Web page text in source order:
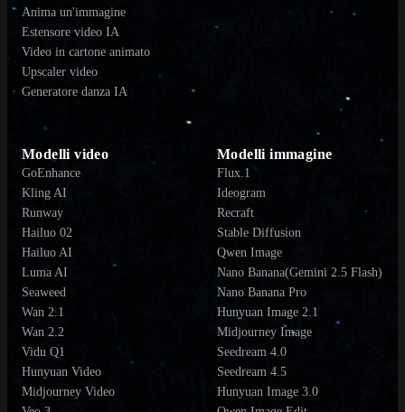
Anima un'immagine
Estensore video IA
Video in cartone animato
Upscaler video
Generatore danza IA
Modelli video
GoEnhance
Kling AI
Runway
Hailuo 02
Hailuo AI
Luma AI
Seaweed
Wan 2.1
Wan 2.2
Vidu Q1
Hunyuan Video
Midjourney Video
Modelli immagine
Flux.1
Ideogram
Recraft
Stable Diffusion
Qwen Image
Nano Banana(Gemini 2.5 Flash)
Nano Banana Pro
Hunyuan Image 2.1
Midjourney Image
Seedream 4.0
Seedream 4.5
Hunyuan Image 3.0